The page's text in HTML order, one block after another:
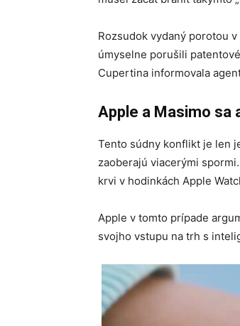
Rozsudok vydaný porotou
úmyselne porušili
Cupertina informovala
Apple a Masimo sa
Tento súdny konflikt je len
zaoberajú viacerými
krvi v hodinkách Apple
Apple v tomto prípade
svojho vstupu na trh s